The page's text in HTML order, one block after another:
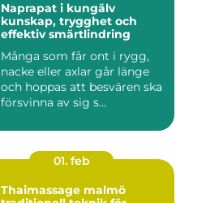
Naprapat i kungälv
kunskap, trygghet och
effektiv smärtlindring
Många som får ont i rygg,
nacke eller axlar går länge
och hoppas att besvären ska
försvinna av sig s...
01. feb
Thaimassage malmö